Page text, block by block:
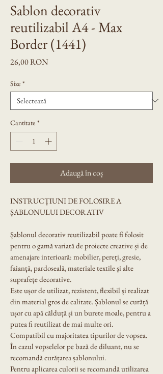
Sablon decorativ
reutilizabil A4 - Max
Border (1441)
26,00 RONPreț
Size *
Cantitate *
Adaugă în coș
INSTRUCȚIUNI DE FOLOSIRE A
ȘABLONULUI DECORATIV
Șablonul decorativ reutilizabil poate fi folosit
pentru o gamă variată de proiecte creative și de
amenajare interioară: mobilier, pereți, gresie,
faianță, pardoseală, materiale textile și alte
suprafețe decorative.
Este ușor de utilizat, rezistent, flexibil și realizat
din material gros de calitate. Șablonul se curăță
ușor cu apă călduță și un burete moale, pentru a
putea fi reutilizat de mai multe ori.
Compatibil cu majoritatea tipurilor de vopsea.
În cazul vopselelor pe bază de diluant, nu se
recomandă curățarea șablonului.
Pentru aplicarea culorii se recomandă utilizarea